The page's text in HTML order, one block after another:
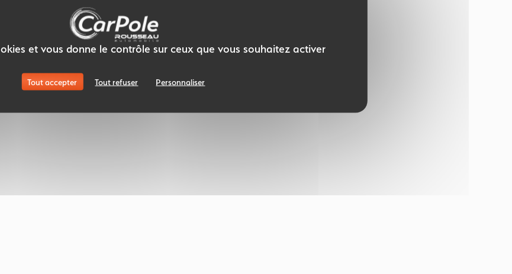
et vous donne le contrôle sur ceux que vous souhaitez activer
Tout accepter Tout refuser Personnaliser